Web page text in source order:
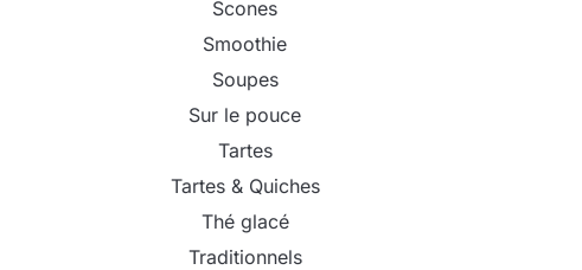
Scones
Smoothie
Soupes
Sur le pouce
Tartes
Tartes & Quiches
Thé glacé
Traditionnels